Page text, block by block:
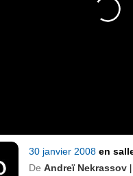
30 janvier 2008 en
De Andreï Nekrassov |